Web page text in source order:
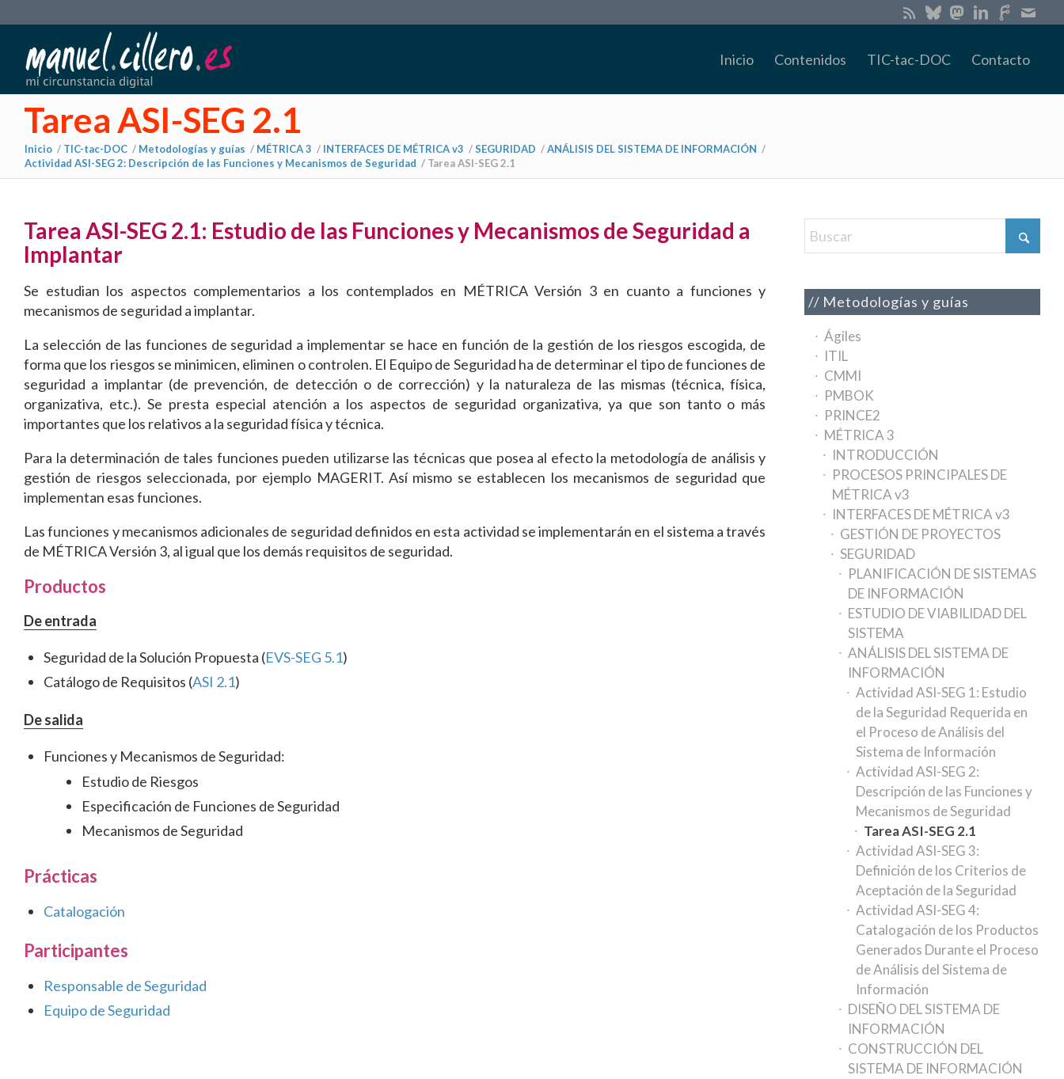
Inicio Contenidos TIC-tac-DOC Contacto
Tarea ASI-SEG 2.1
Inicio / TIC-tac-DOC / Metodologías y guías / MÉTRICA 3 / INTERFACES DE MÉTRICA v3 /SEGURIDAD /ANÁLISIS DEL SISTEMA DE INFORMACIÓN /
Actividad ASI-SEG 2: Descripción de las Funciones y Mecanismos de Seguridad / Tarea ASI-SEG 2.1
Tarea ASI-SEG 2.1: Estudio de las Funciones y Mecanismos de Seguridad a
Implantar
Se estudian los aspectos complementarios a los contemplados en MÉTRICA Versión 3 en cuanto a funciones y
mecanismos de seguridad a implantar.
La selección de las funciones de seguridad a implementar se hace en función de la gestión de los riesgos escogida, de
forma que los riesgos se minimicen, eliminen o controlen. El Equipo de Seguridad ha de determinar el tipo de funciones de
seguridad a implantar (de prevención, de detección o de corrección) y la naturaleza de las mismas (técnica, física,
organizativa, etc.). Se presta especial atención a los aspectos de seguridad organizativa, ya que son tanto o más
importantes que los relativos a la seguridad física y técnica.
Para la determinación de tales funciones pueden utilizarse las técnicas que posea al efecto la metodología de análisis y
gestión de riesgos seleccionada, por ejemplo MAGERIT. Así mismo se establecen los mecanismos de seguridad que
implementan esas funciones.
Las funciones y mecanismos adicionales de seguridad definidos en esta actividad se implementarán en el sistema a través
de MÉTRICA Versión 3, al igual que los demás requisitos de seguridad.
Productos
De entrada
Seguridad de la Solución Propuesta (EVS-SEG 5.1)
Catálogo de Requisitos (ASI 2.1)
De salida
Funciones y Mecanismos de Seguridad:
Estudio de Riesgos
Especificación de Funciones de Seguridad
Mecanismos de Seguridad
Prácticas
Catalogación
Participantes
Responsable de Seguridad
Equipo de Seguridad
Metodologías y guías
Ágiles
ITIL
CMMI
PMBOK
PRINCE2
MÉTRICA 3
INTRODUCCIÓN
PROCESOS PRINCIPALES DE
MÉTRICA v3
INTERFACES DE MÉTRICA v3
GESTIÓN DE PROYECTOS
SEGURIDAD
PLANIFICACIÓN DE SISTEMAS
DE INFORMACIÓN
ESTUDIO DE VIABILIDAD DEL
SISTEMA
ANÁLISIS DEL SISTEMA DE
INFORMACIÓN
Actividad ASI-SEG 1: Estudio
de la Seguridad Requerida en
el Proceso de Análisis del
Sistema de Información
Actividad ASI-SEG 2:
Descripción de las Funciones y
Mecanismos de Seguridad
Tarea ASI-SEG 2.1
Actividad ASI-SEG 3:
Definición de los Criterios de
Aceptación de la Seguridad
Actividad ASI-SEG 4:
Catalogación de los Productos
Generados Durante el Proceso
de Análisis del Sistema de
Información
DISEÑO DEL SISTEMA DE
INFORMACIÓN
CONSTRUCCIÓN DEL
SISTEMA DE INFORMACIÓN